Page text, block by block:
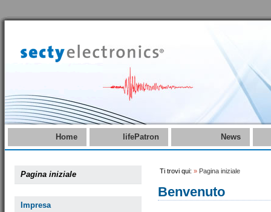
Home lifePatron News
Pagina iniziale
Impresa
Ti trovi qui: » Pagina iniziale
Benvenuto